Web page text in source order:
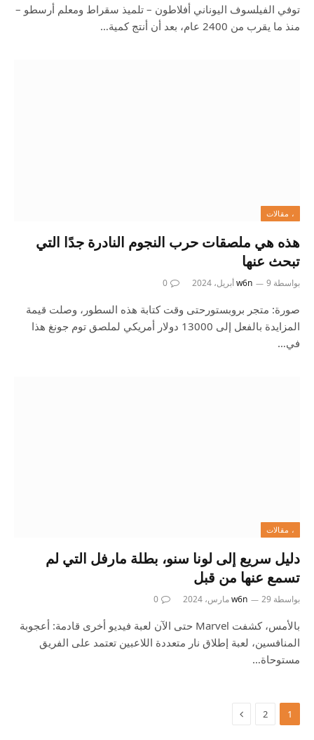
توفي الفيلسوف اليوناني أفلاطون – تلميذ سقراط ومعلم أرسطو –
منذ ما يقرب من 2400 عام، بعد أن أنتج كمية…
، مقالات
هذه هي ملصقات حرب النجوم النادرة جدًا التي
تبحث عنها
بواسطة w6n 9 أبريل، 2024 0
صورة: متجر بروبستورحتى وقت كتابة هذه السطور، وصلت قيمة
المزايدة بالفعل إلى 13000 دولار أمريكي لملصق توم جونغ هذا
في…
، مقالات
دليل سريع إلى لونا سنو، بطلة مارفل التي لم
تسمع عنها من قبل
بواسطة w6n 29 مارس، 2024 0
بالأمس، كشفت Marvel حتى الآن لعبة فيديو أخرى قادمة: أعجوبة
المنافسين، لعبة إطلاق نار متعددة اللاعبين تعتمد على الفريق
مستوحاة…
1
2